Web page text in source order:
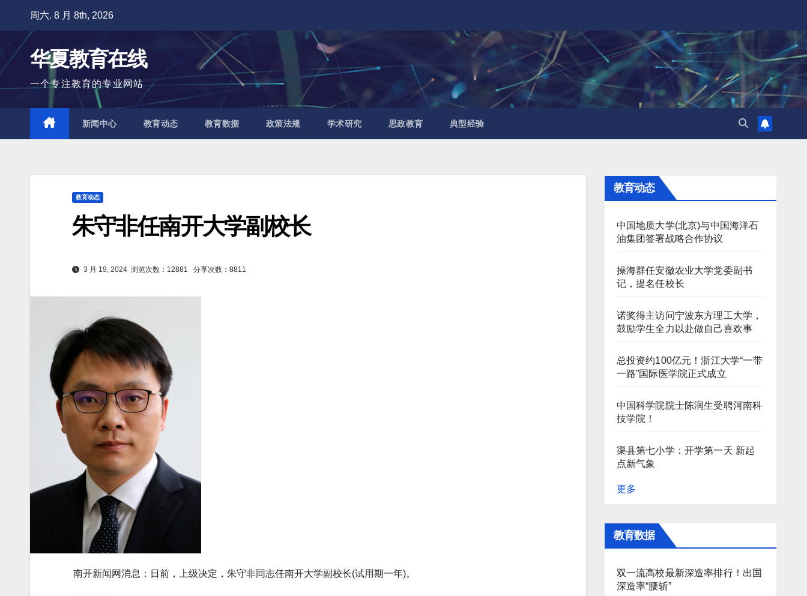
容
周六. 8 月 8th, 2026
华夏教育在线
一个专注教育的专业网站
新闻中心 教育动态 教育数据 政策法规 学术研究 思政教育 典型经验
教育动态
朱守非任南开大学副校长
3 月 19, 2024 浏览次数：12881 分享次数：8811
南开新闻网消息：日前，上级决定，朱守非同志任南开大学副校长(试用期一年)。
教育动态
中国地质大学(北京)与中国海洋石
油集团签署战略合作协议
操海群任安徽农业大学党委副书
记，提名任校长
诺奖得主访问宁波东方理工大学，
鼓励学生全力以赴做自己喜欢事
总投资约100亿元！浙江大学“一带
一路”国际医学院正式成立
中国科学院院士陈润生受聘河南科
技学院！
渠县第七小学：开学第一天 新起
点新气象
更多
教育数据
双一流高校最新深造率排行！出国
深造率“腰斩”